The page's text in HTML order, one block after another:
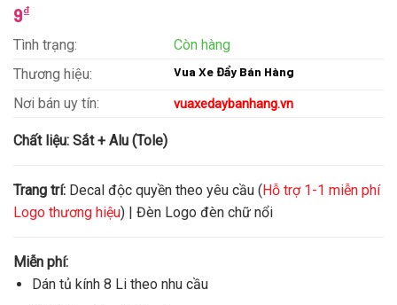
9₫
Tình trạng:
Còn hàng
Thương hiệu:
Vua Xe Đẩy Bán Hàng
Nơi bán uy tín: vuaxedaybanhang.vn
Chất liệu: Sắt + Alu (Tole)
Trang trí: Decal độc quyền theo yêu cầu (Hỗ trợ 1-1 miễn phí
Logo thương hiệu) | Đèn Logo đèn chữ nổi
Miễn phí:
Dán tủ kính 8 Li theo nhu cầu